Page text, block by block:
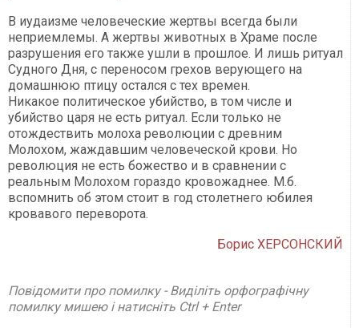
В иудаизме человеческие жертвы всегда были
неприемлемы. А жертвы животных в Храме после
разрушения его также ушли в прошлое. И лишь ритуал
Судного Дня, с переносом грехов верующего на
домашнюю птицу остался с тех времен.
Никакое политическое убийство, в том числе и
убийство царя не есть ритуал. Если только не
отождествить молоха революции с древним
Молохом, жаждавшим человеческой крови. Но
революция не есть божество и в сравнении с
реальным Молохом гораздо кровожаднее. М.б.
вспомнить об этом стоит в год столетнего юбилея
кровавого переворота.
Борис ХЕРСОНСКИЙ
Повідомити про помилку - Виділіть орфографічну
помилку мишею і натисніть Ctrl + Enter